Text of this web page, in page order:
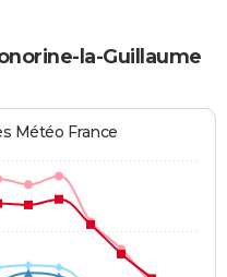
la-Guillaume
Météo France